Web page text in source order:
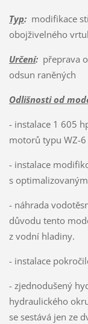
Typ:modifikace
obojživelného
Určení:přeprava
odsun raněných
Odlišnosti od
- instalace 1 605
motorů typu WZ-6
- instalace
s
- náhrada
důvodu tento
z vodní hladiny.
- instalace
- zjednodušený
hydraulického
se sestává jen ze